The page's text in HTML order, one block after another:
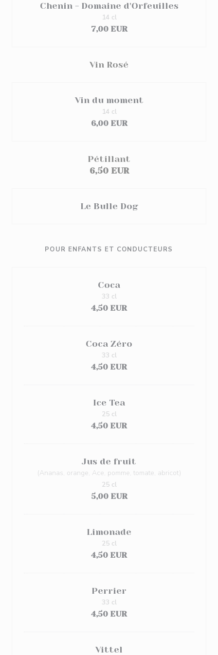
Chenin - Domaine d'Orfeuilles
7,00 EUR
14 cl
Vin Rosé
Vin du moment
6,00 EUR
14 cl
Pétillant
6,50 EUR
Le Bulle Dog
POUR ENFANTS ET CONDUCTEURS
Coca
4,50 EUR
33 cl
Coca Zéro
4,50 EUR
33 cl
Ice Tea
4,50 EUR
25 cl
Jus de fruit
(Ananas, orange, Ace, pomme, tomate, abricot)
5,00 EUR
25 cl
Limonade
4,50 EUR
25 cl
Perrier
4,50 EUR
33 cl
Vittel